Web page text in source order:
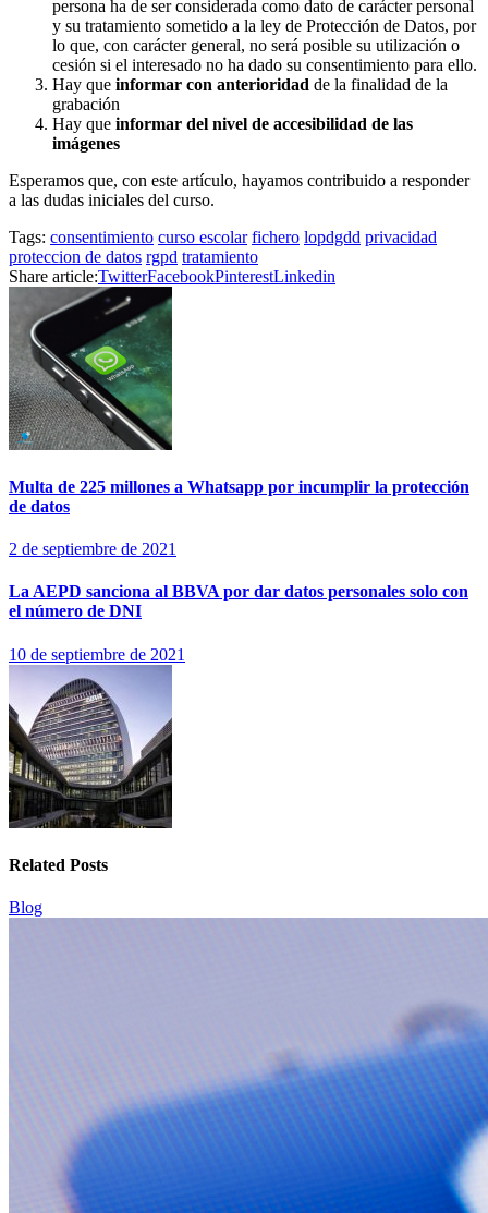
persona ha de ser considerada como dato de carácter personal
y su tratamiento sometido a la ley de Protección de Datos, por
lo que, con carácter general, no será posible su utilización o
cesión si el interesado no ha dado su consentimiento para ello.
Hay que informar con anterioridad de la finalidad de la
grabación
Hay que informar del nivel de accesibilidad de las
imágenes
Esperamos que, con este artículo, hayamos contribuido a responder
a las dudas iniciales del curso.
Tags: consentimiento curso escolar fichero lopdgdd privacidad
proteccion de datos rgpd tratamiento
Share article:TwitterFacebookPinterestLinkedin
Multa de 225 millones a Whatsapp por incumplir la protección
de datos
2 de septiembre de 2021
La AEPD sanciona al BBVA por dar datos personales solo con
el número de DNI
10 de septiembre de 2021
Related Posts
Blog